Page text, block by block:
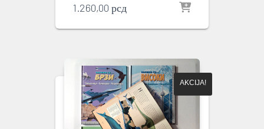
1.260,00 рсд
AKCIJA!